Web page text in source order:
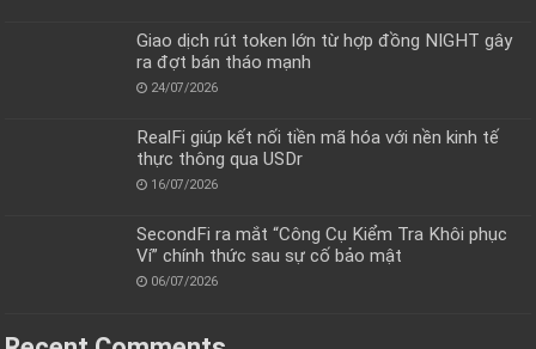
Giao dịch rút token lớn từ hợp đồng NIGHT gây
ra đợt bán tháo mạnh
24/07/2026
RealFi giúp kết nối tiền mã hóa với nền kinh tế
thực thông qua USDr
16/07/2026
SecondFi ra mắt “Công Cụ Kiểm Tra Khôi phục
Ví” chính thức sau sự cố bảo mật
06/07/2026